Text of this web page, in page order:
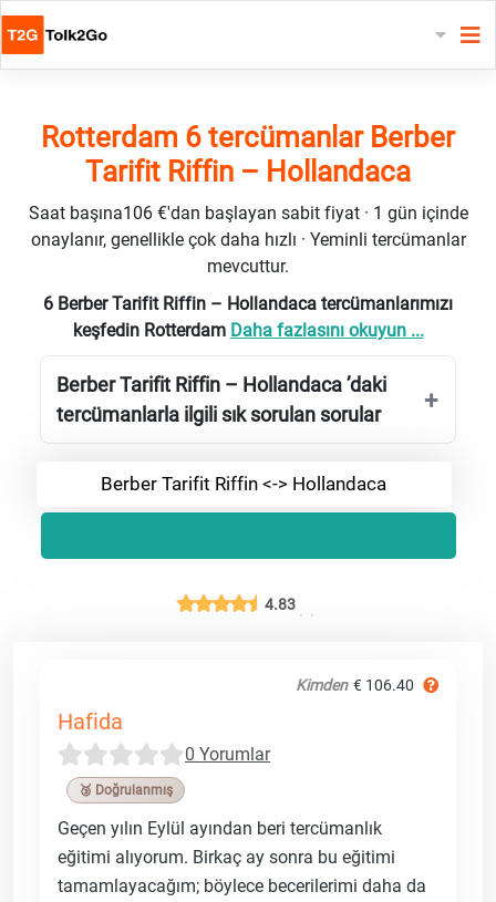
Rotterdam 6 tercümanlar Berber
Tarifit Riffin – Hollandaca
Saat başına106 €'dan başlayan sabit fiyat · 1 gün içinde
onaylanır, genellikle çok daha hızlı · Yeminli tercümanlar
mevcuttur.
6 Berber Tarifit Riffin – Hollandaca tercümanlarımızı
keşfedin Rotterdam Daha fazlasını okuyun ...
Berber Tarifit Riffin – Hollandaca ’daki
tercümanlarla ilgili sık sorulan sorular
Berber Tarifit Riffin <-> Hollandaca
4.83
Kimden € 106.40
Hafida
0 Yorumlar
🥉 Doğrulanmış
Geçen yılın Eylül ayından beri tercümanlık
eğitimi alıyorum. Birkaç ay sonra bu eğitimi
tamamlayacağım; böylece becerilerimi daha da